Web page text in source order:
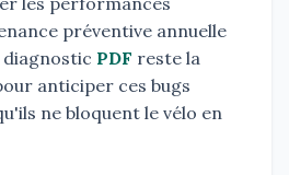
préventive annuelle
PDF reste la
anticiper ces bugs
ne bloquent le vélo en